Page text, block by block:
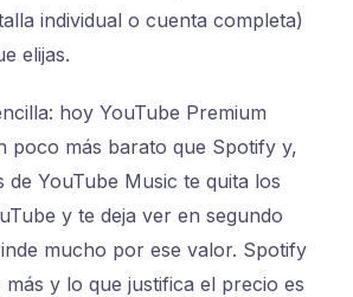
individual o cuenta completa)
elijas.
hoy YouTube Premium
poco más barato que Spotify y,
de YouTube Music te quita los
y te deja ver en segundo
mucho por ese valor. Spotify
y lo que justifica el precio es